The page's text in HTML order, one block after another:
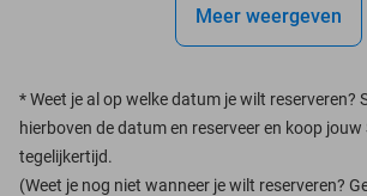
Meer weergeven
*Weet je al op welke datum je wilt reserveren?
hierboven de datum en reserveer en koop jouw
tegelijkertijd.
(Weet je nog niet wanneer je wilt reserveren?